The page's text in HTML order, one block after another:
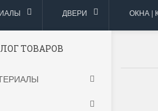
ДВЕРИ ОКНА |
ТОВАРОВ